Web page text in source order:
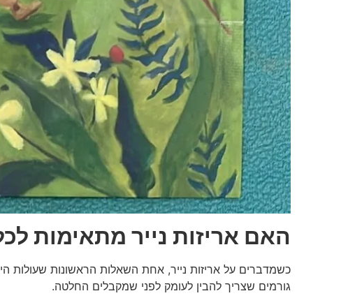
האם אריזות נייר מתאימות
כשמדברים על אריזות נייר, אחת השאלות הראשונות
גורמים שצריך להבין לעומק לפני שמקבלים החלטה.